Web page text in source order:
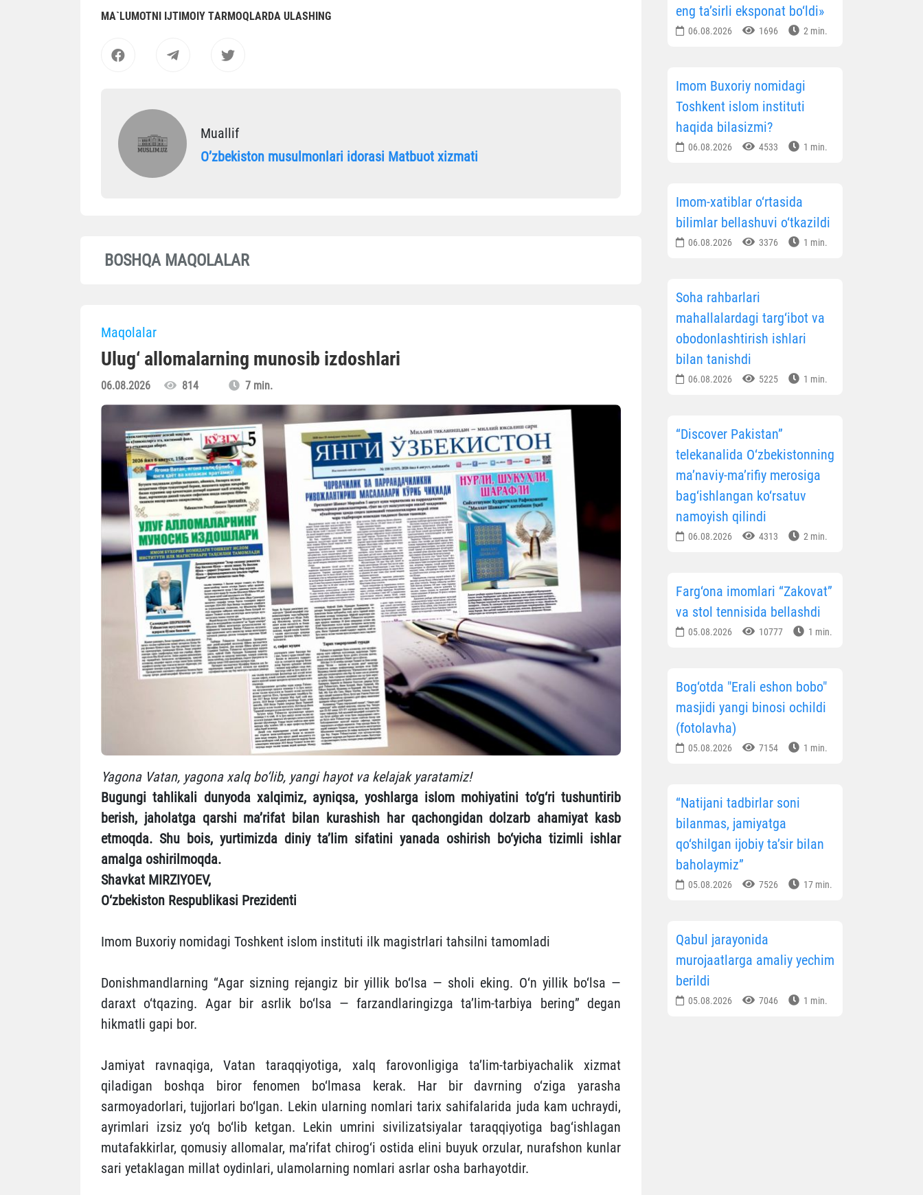
MА`LUMOTNI IJTIMOIY TАRMOQLАRDА ULАSHING
Muallif
Oʼzbekiston musulmonlari idorasi Matbuot xizmati
BOSHQA MAQOLALAR
Maqolalar
Ulug‘ allomalarning munosib izdoshlari
06.08.2026 814 7 min.
Yagona Vatan, yagona xalq bo‘lib, yangi hayot va kelajak yaratamiz!
Bugungi tahlikali dunyoda xalqimiz, ayniqsa, yoshlarga islom mohiyatini to‘g‘ri tushuntirib
berish, jaholatga qarshi ma’rifat bilan kurashish har qachongidan dolzarb ahamiyat kasb
etmoqda. Shu bois, yurtimizda diniy ta’lim sifatini yanada oshirish bo‘yicha tizimli ishlar
amalga oshirilmoqda.
Shavkat MIRZIYOЕV,
O‘zbekiston Respublikasi Prezidenti
Imom Buxoriy nomidagi Toshkent islom instituti ilk magistrlari tahsilni tamomladi
Donishmandlarning “Agar sizning rejangiz bir yillik bo‘lsa — sholi eking. O‘n yillik bo‘lsa —
daraxt o‘tqazing. Agar bir asrlik bo‘lsa — farzandlaringizga ta’lim-tarbiya bering” degan
hikmatli gapi bor.
Jamiyat ravnaqiga, Vatan taraqqiyotiga, xalq farovonligiga ta’lim-tarbiyachalik xizmat
qiladigan boshqa biror fenomen bo‘lmasa kerak. Har bir davrning o‘ziga yarasha
sarmoyadorlari, tujjorlari bo‘lgan. Lekin ularning nomlari tarix sahifalarida juda kam uchraydi,
ayrimlari izsiz yo‘q bo‘lib ketgan. Lekin umrini sivilizatsiya­lar taraqqiyotiga bag‘ishlagan
mutafakkirlar, qomusiy allomalar, ma’rifat chirog‘i ostida elini buyuk orzular, nurafshon kunlar
sari yetaklagan millat oydinlari, ulamolarning nomlari asrlar osha barhayotdir.
eng ta’sirli eksponat bo‘ldi»
06.08.2026 1696 2 min.
Imom Buxoriy nomidagi
Toshkent islom instituti
haqida bilasizmi?
06.08.2026 4533 1 min.
Imom-xatiblar o‘rtasida
bilimlar bellashuvi o‘tkazildi
06.08.2026 3376 1 min.
Soha rahbarlari
mahallalardagi targ‘ibot va
obodonlashtirish ishlari
bilan tanishdi
06.08.2026 5225 1 min.
“Discover Pakistan”
telekanalida O‘zbekistonning
ma’naviy-ma’rifiy merosiga
bag‘ishlangan ko‘rsatuv
namoyish qilindi
06.08.2026 4313 2 min.
Farg‘ona imomlari “Zakovat”
va stol tennisida bellashdi
05.08.2026 10777 1 min.
Bog‘otda "Erali eshon bobo"
masjidi yangi binosi ochildi
(fotolavha)
05.08.2026 7154 1 min.
“Natijani tadbirlar soni
bilanmas, jamiyatga
qo‘shilgan ijobiy ta’sir bilan
baholaymiz”
05.08.2026 7526 17 min.
Qabul jarayonida
murojaatlarga amaliy yechim
berildi
05.08.2026 7046 1 min.